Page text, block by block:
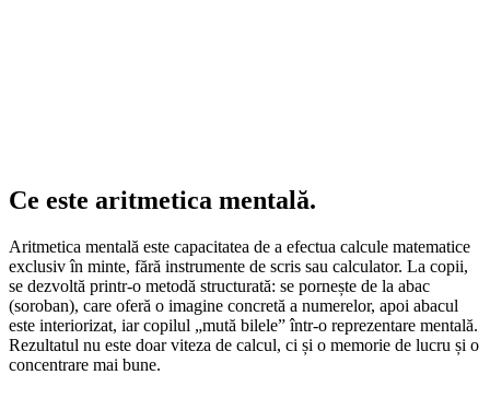
Ce este aritmetica mentală.
Aritmetica mentală este capacitatea de a efectua calcule matematice
exclusiv în minte, fără instrumente de scris sau calculator. La copii,
se dezvoltă printr-o metodă structurată: se pornește de la abac
(soroban), care oferă o imagine concretă a numerelor, apoi abacul
este interiorizat, iar copilul „mută bilele” într-o reprezentare mentală.
Rezultatul nu este doar viteza de calcul, ci și o memorie de lucru și o
concentrare mai bune.